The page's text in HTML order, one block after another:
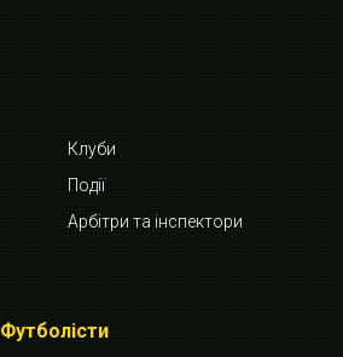
Клуби
Події
Арбітри та інспектори
Футболісти